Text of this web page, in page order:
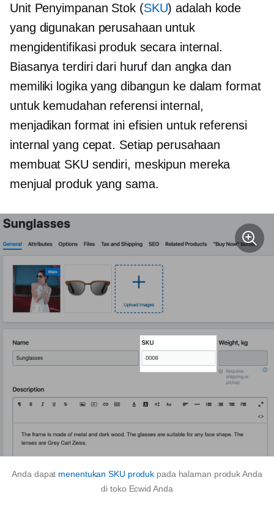
Unit Penyimpanan Stok (SKU) adalah kode
yang digunakan perusahaan untuk
mengidentifikasi produk secara internal.
Biasanya terdiri dari huruf dan angka dan
memiliki logika yang dibangun ke dalam format
untuk kemudahan referensi internal,
menjadikan format ini efisien untuk referensi
internal yang cepat. Setiap perusahaan
membuat SKU sendiri, meskipun mereka
menjual produk yang sama.
Anda dapat menentukan SKU produk pada halaman produk Anda
di toko Ecwid Anda